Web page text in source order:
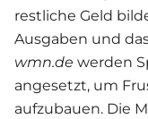
restliche Geld
Ausgaben und
wmn.de werden
angesetzt, um
aufzubauen. Die